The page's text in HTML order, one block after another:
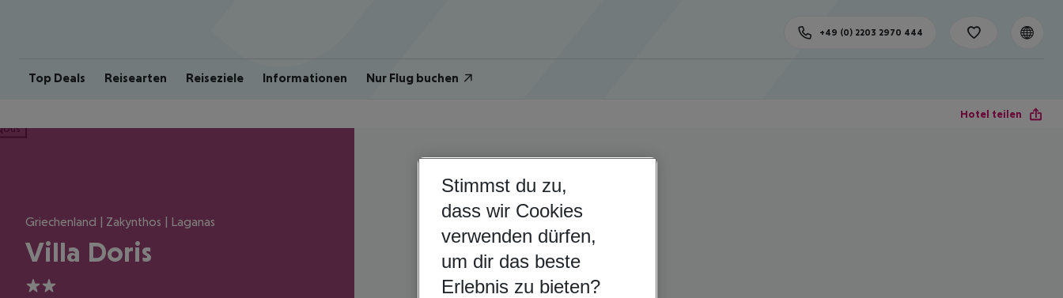
Top Deals Reisearten Reiseziele Informationen Nur Flug buchen
+49 (0) 2203 2970 444
Hotel teilen
Griechenland | Zakynthos | Laganas
Villa Doris
2
Stimmst du zu,
dass wir Cookies
verwenden dürfen,
um dir das beste
Erlebnis zu bieten?